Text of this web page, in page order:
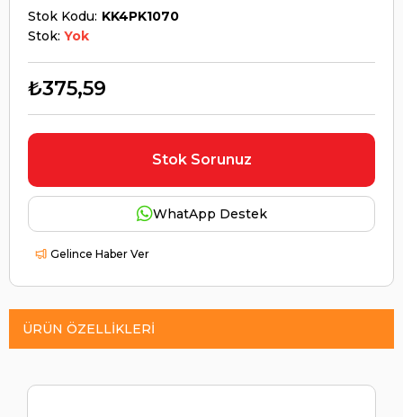
Stok Kodu KK4PK1070
Stok: Yok
₺375,59
Stok Sorunuz
WhatApp Destek
Gelince Haber Ver
ÜRÜN ÖZELLIKLERI